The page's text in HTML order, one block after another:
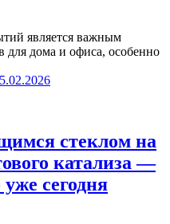
является важным
для дома и офиса, особенно
стеклом на
катализа —
сегодня